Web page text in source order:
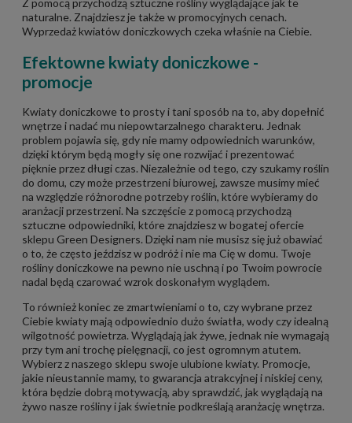
naturalne. Znajdziesz je także w promocyjnych cenach.
Wyprzedaż kwiatów doniczkowych czeka właśnie na Ciebie.
Efektowne kwiaty doniczkowe -
promocje
Kwiaty doniczkowe to prosty i tani sposób na to, aby dopełnić
wnętrze i nadać mu niepowtarzalnego charakteru. Jednak
problem pojawia się, gdy nie mamy odpowiednich warunków,
dzięki którym będą mogły się one rozwijać i prezentować
pięknie przez długi czas. Niezależnie od tego, czy szukamy roślin
do domu, czy może przestrzeni biurowej, zawsze musimy mieć
na względzie różnorodne potrzeby roślin, które wybieramy do
aranżacji przestrzeni. Na szczęście z pomocą przychodzą
sztuczne odpowiedniki, które znajdziesz w bogatej ofercie
sklepu Green Designers. Dzięki nam nie musisz się już obawiać
o to, że często jeździsz w podróż i nie ma Cię w domu. Twoje
rośliny doniczkowe na pewno nie uschną i po Twoim powrocie
nadal będą czarować wzrok doskonałym wyglądem.
To również koniec ze zmartwieniami o to, czy wybrane przez
Ciebie kwiaty mają odpowiednio dużo światła, wody czy idealną
wilgotność powietrza. Wyglądają jak żywe, jednak nie wymagają
przy tym ani trochę pielęgnacji, co jest ogromnym atutem.
Wybierz z naszego sklepu swoje ulubione kwiaty. Promocje,
jakie nieustannie mamy, to gwarancja atrakcyjnej i niskiej ceny,
która będzie dobrą motywacją, aby sprawdzić, jak wyglądają na
żywo nasze rośliny i jak świetnie podkreślają aranżację wnętrza.